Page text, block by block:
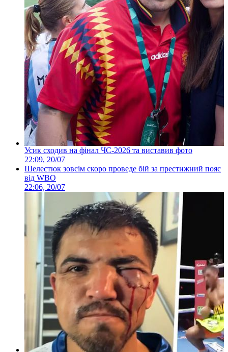
Усик сходив на фінал ЧС-2026 та виставив фото
22:09, 20/07
Шелестюк зовсім скоро проведе бій за престижний пояс
від WBO
22:06, 20/07